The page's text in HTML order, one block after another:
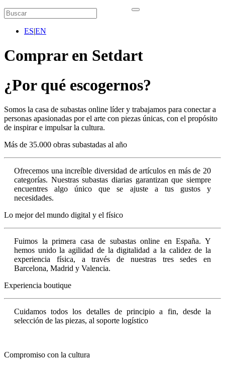
ES|EN
Comprar en Setdart
¿Por qué escogernos?
Somos la casa de subastas online líder y trabajamos para conectar a
personas apasionadas por el arte con piezas únicas, con el propósito
de inspirar e impulsar la cultura.
Más de 35.000 obras subastadas al año
Ofrecemos una increíble diversidad de artículos en más de 20
categorías. Nuestras subastas diarias garantizan que siempre
encuentres algo único que se ajuste a tus gustos y
necesidades.
Lo mejor del mundo digital y el físico
Fuimos la primera casa de subastas online en España. Y
hemos unido la agilidad de la digitalidad a la calidez de la
experiencia física, a través de nuestras tres sedes en
Barcelona, Madrid y Valencia.
Experiencia boutique
Cuidamos todos los detalles de principio a fin, desde la
selección de las piezas, al soporte logístico
Compromiso con la cultura